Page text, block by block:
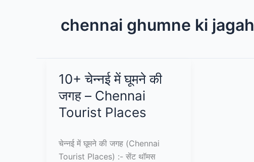
chennai ghumne ki jagah
10+ चेन्नई में घूमने की
जगह – Chennai
Tourist Places
चेन्नई में घूमने की जगह (Chennai
Tourist Places) :- सेंट थॉमस